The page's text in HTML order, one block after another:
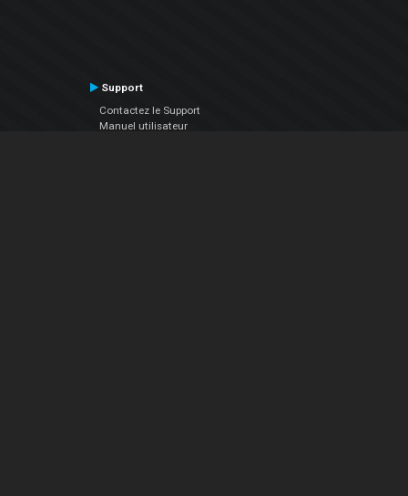
Support
Contactez le Support
Manuel utilisateur